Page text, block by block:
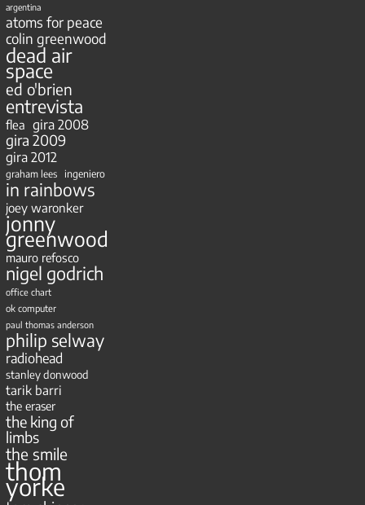
argentina
atoms for peace
colin greenwood
dead air
space
ed o'brien
entrevista
flea gira 2008
gira 2009
gira 2012
graham lees ingeniero
in rainbows
joey waronker
jonny
greenwood
mauro refosco
nigel godrich
office chart
ok computer
paul thomas anderson
philip selway
radiohead
stanley donwood
tarik barri
the eraser
the king of
limbs
the smile
thom
yorke